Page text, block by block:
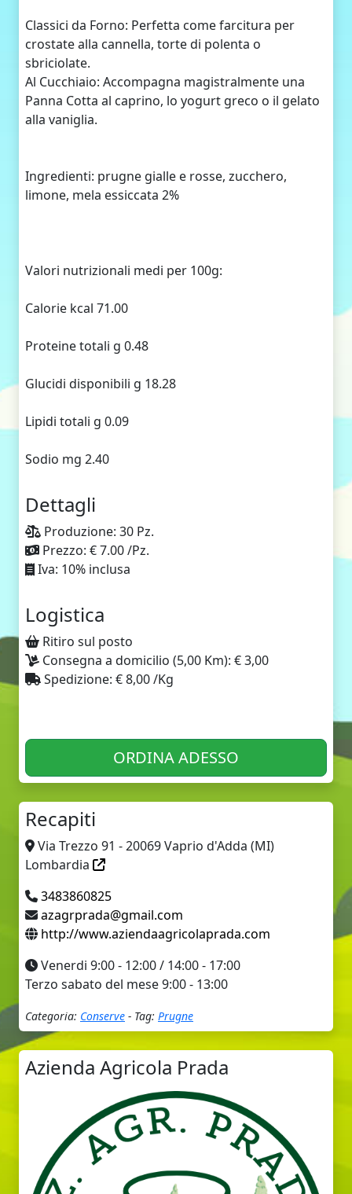
Classici da Forno: Perfetta come farcitura per
crostate alla cannella, torte di polenta o
sbriciolate.
Al Cucchiaio: Accompagna magistralmente una
Panna Cotta al caprino, lo yogurt greco o il gelato
alla vaniglia.
Ingredienti: prugne gialle e rosse, zucchero,
limone, mela essiccata 2%
Valori nutrizionali medi per 100g:
Calorie kcal 71.00
Proteine totali g 0.48
Glucidi disponibili g 18.28
Lipidi totali g 0.09
Sodio mg 2.40
Dettagli
Produzione: 30 Pz.
Prezzo: € 7.00 /Pz.
Iva: 10% inclusa
Logistica
Ritiro sul posto
Consegna a domicilio (5,00 Km): € 3,00
Spedizione: € 8,00 /Kg
ORDINA ADESSO
Recapiti
Via Trezzo 91 - 20069 Vaprio d'Adda (MI)
Lombardia
3483860825
azagrprada@gmail.com
http://www.aziendaagricolaprada.com
Venerdi 9:00 - 12:00 / 14:00 - 17:00
Terzo sabato del mese 9:00 - 13:00
Categoria: Conserve - Tag: Prugne
Azienda Agricola Prada